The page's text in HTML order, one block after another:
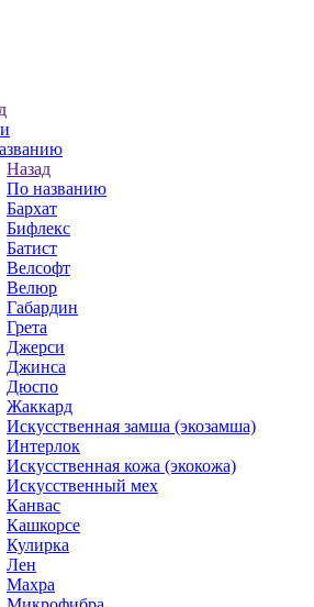
Назад
По названию
Бархат
Бифлекс
Батист
Велсофт
Велюр
Габардин
Грета
Джерси
Джинса
Дюспо
Жаккард
Искусственная замша (экозамша)
Интерлок
Искусственная кожа (экокожа)
Искусственный мех
Канвас
Кашкорсе
Кулирка
Лен
Махра